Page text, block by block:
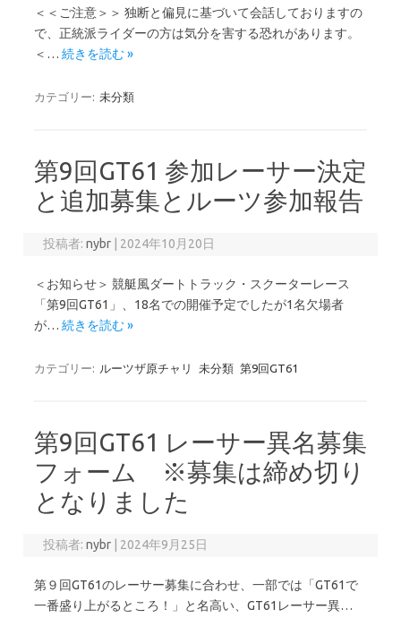
＜＜ご注意＞＞ 独断と偏見に基づいて会話しておりますの
で、正統派ライダーの方は気分を害する恐れがあります。
＜… 続きを読む »
カテゴリー: 未分類
第9回GT61 参加レーサー決定
と追加募集とルーツ参加報告
投稿者:nybr 2024年10月20日
＜お知らせ＞ 競艇風ダートトラック・スクーターレース
「第9回GT61」、18名での開催予定でしたが1名欠場者
が… 続きを読む »
カテゴリー: ルーツザ原チャリ 未分類 第9回GT61
第9回GT61 レーサー異名募集
フォーム ※募集は締め切り
となりました
投稿者:nybr 2024年9月25日
第９回GT61のレーサー募集に合わせ、一部では「GT61で
一番盛り上がるところ！」と名高い、GT61レーサー異…